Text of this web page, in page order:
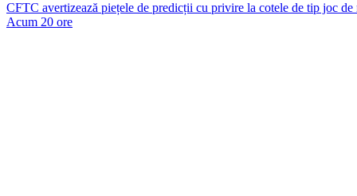
CFTC avertizează piețele de predicții cu privire la cotele de tip joc de
Acum 20 ore